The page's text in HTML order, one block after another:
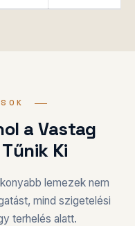
a Vastag
Ki
lemezek nem
mind szigetelési
terhelés alatt.